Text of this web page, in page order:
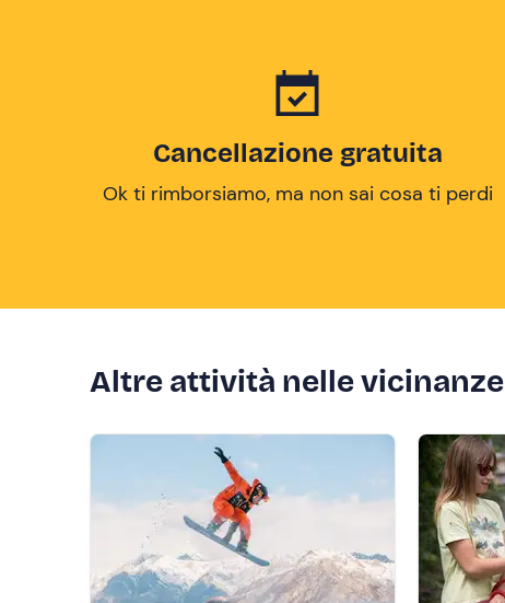
Cancellazione gratuita
Ok ti rimborsiamo, ma non sai cosa ti perdi
Altre attività nelle vicinanze